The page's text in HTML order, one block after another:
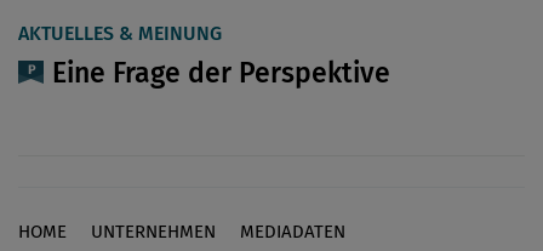
AKTUELLES & MEINUNG
Eine Frage der Perspektive
Footer
HOME UNTERNEHMEN
MEDIADATEN